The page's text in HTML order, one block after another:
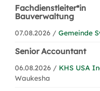
Fachdienstleiter*in
Bauverwaltung
07.08.2026 / Gemeinde
Senior Accountant
06.08.2026 / KHS USA
Waukesha